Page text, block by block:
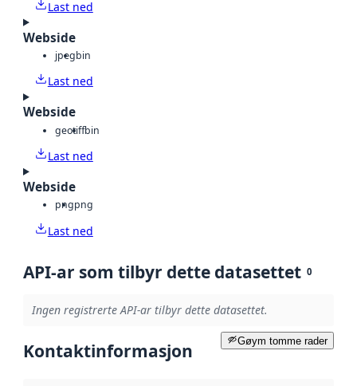
Last ned
Webside
jpegbin
Last ned
Webside
geotiffbin
Last ned
Webside
pngpng
Last ned
API-ar som tilbyr dette datasettet 0
Ingen registrerte API-ar tilbyr dette datasettet.
Gøym tomme rader
Kontaktinformasjon